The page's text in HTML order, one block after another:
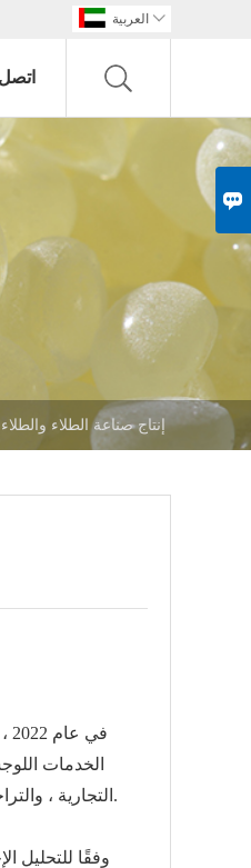

العربية 
اتصل
إنتاج صناعة الطلاء والطلاء 2023
في عام 2022 ، يعد طلاء المركبات التجارية هو الفئة الأكثر بؤسًا.
الخدمات
التجارية ، والتراجع في سوق العقارات وتنظيم الدولة لصناعة التلوث الثقيل ، وطلب سوق المركبات التجارية بشدة ، ومن ثم أثر ذلك على الطلب في سوق طلاء المركبات التجارية.
وفقًا للتحليل الإحصائي للرابطة